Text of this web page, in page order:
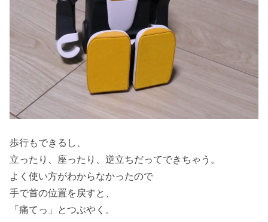
歩行もできるし、
立ったり、座ったり、逆立ちだってできちゃう。
よく使い方がわからなかったので
手で首の位置を戻すと、
「痛てっ」とつぶやく。